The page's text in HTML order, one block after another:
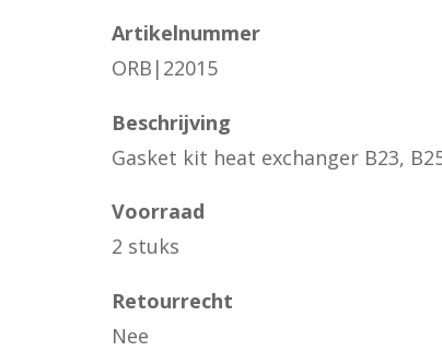
Artikelnummer
ORB|22015
Beschrijving
Gasket kit heat exchanger B23,
Voorraad
2 stuks
Retourrecht
Nee